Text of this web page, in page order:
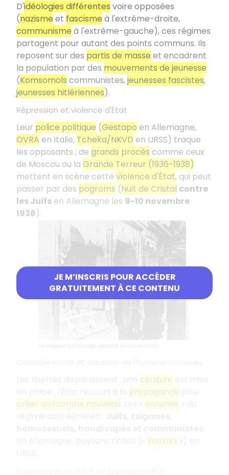
JE M’INSCRIS POUR ACCÉDER
GRATUITEMENT À CE CONTENU
D'idéologies différentes voire opposées
(nazisme et fascisme à l'extrême-droite,
communisme à l'extrême-gauche), ces régimes
partagent pour autant des points communs. Ils
reposent sur des partis de masse et encadrent
la population par des mouvements de jeunesse
(Komsomols communistes,jeunesses fascistes,
jeunesses hitlériennes).
Répression et violence d'État
Leur police politique (Gestapo en Allemagne,
OVRA en Italie, Tcheka/NKVD en URSS) traque
les opposants ; de grands procès comme ceux
de Moscou ou la Grande Terreur (1936-1938)
mettent en scène cette violence d'État, qui peut
passer par des pogroms (Nuit de Cristal contre
les Juifs en Allemagne les 9-10 novembre
1938).
censure
propagande